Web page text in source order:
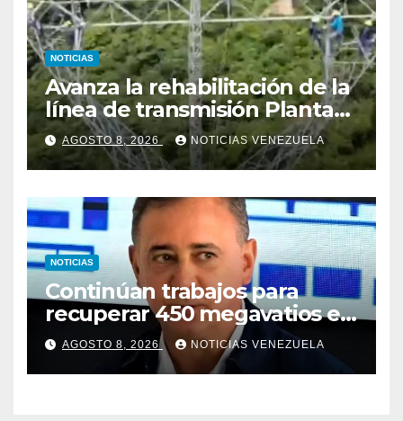
NOTICIAS
Avanza la rehabilitación de la
línea de transmisión Planta
Centro – Yaracuy
AGOSTO 8, 2026 NOTICIAS VENEZUELA
NOTICIAS
Continúan trabajos para
recuperar 450 megavatios en
Termocarabobo tras sismos
AGOSTO 8, 2026 NOTICIAS VENEZUELA